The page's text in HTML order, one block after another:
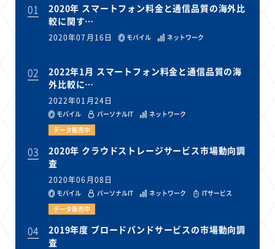
01
2020年 スマートフォン料金と通信品質の海外比
較に関す…
2020年07月16日 モバイル ネットワーク
02
2022年1月 スマートフォン料金と通信品質の海
外比較に…
2022年01月24日
モバイル パーソナルIT
ネットワーク
データ販売中
03
2020年 クラウドストレージサービス市場動向調
査
2020年06月08日
モバイル パーソナルIT ネットワーク
ITサービス
データ販売中
04
2019年度 ブロードバンドサービスの市場動向調
査